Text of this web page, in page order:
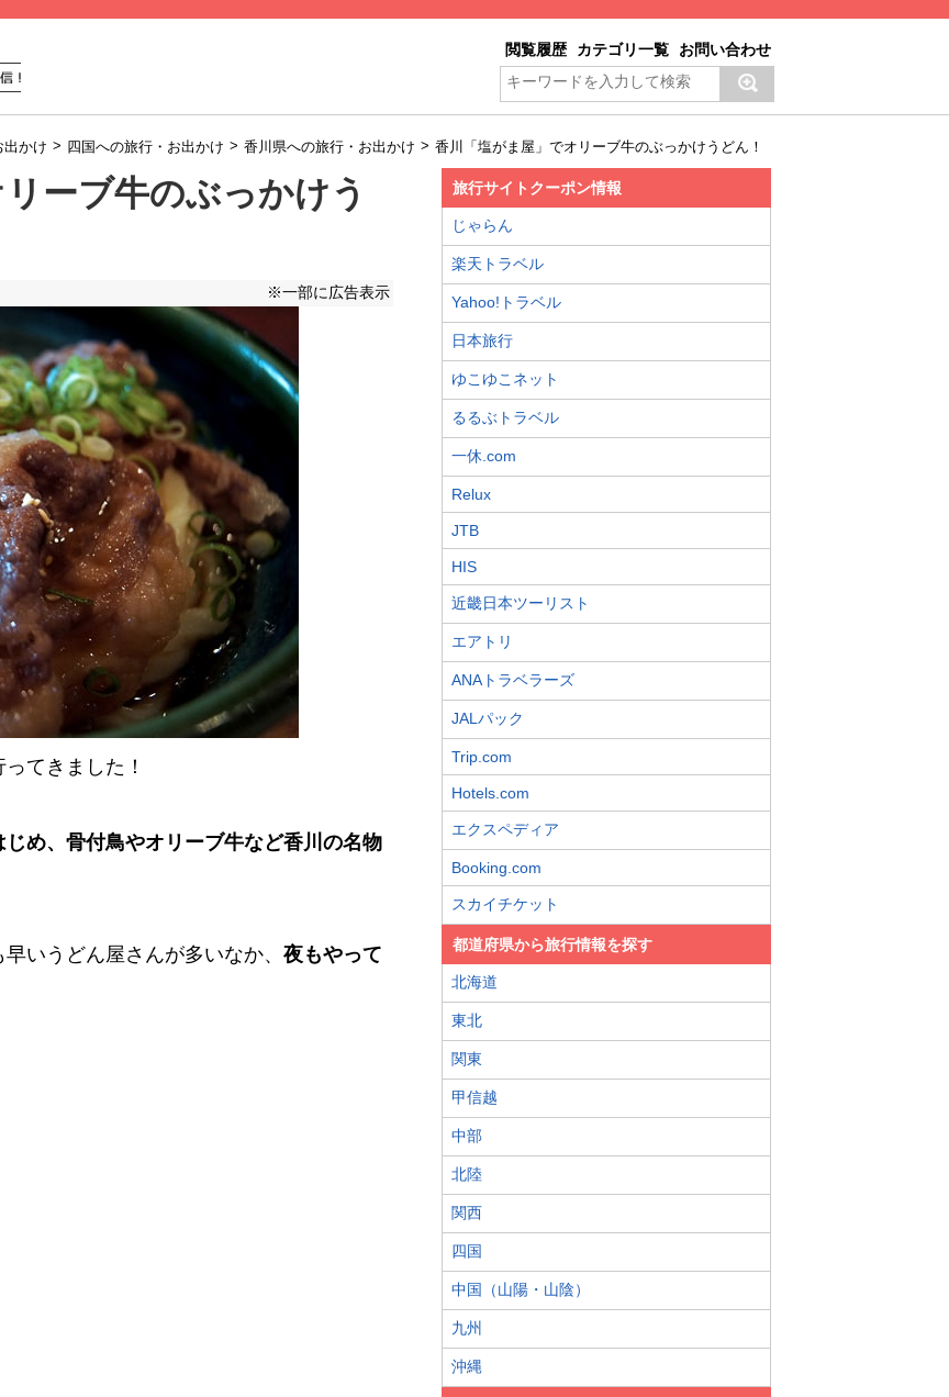
閲覧履歴 カテゴリ一覧 お問い合わせ
出かけ > 四国への旅行・お出かけ > 香川県への旅行・お出かけ > 香川「塩がま屋」でオリーブ牛のぶっかけうどん！
ーブ牛のぶっかけう
※一部に広告表示
てきました！
め、骨付鳥やオリーブ牛など香川の名物
いうどん屋さんが多いなか、 夜もやって
旅行サイトクーポン情報
じゃらん
楽天トラベル
Yahoo!トラベル
日本旅行
ゆこゆこネット
るるぶトラベル
一休.com
Relux
JTB
HIS
近畿日本ツーリスト
エアトリ
ANAトラベラーズ
JALパック
Trip.com
Hotels.com
エクスペディア
Booking.com
スカイチケット
都道府県から旅行情報を探す
北海道
東北
関東
甲信越
中部
北陸
関西
四国
中国（山陽・山陰）
九州
沖縄